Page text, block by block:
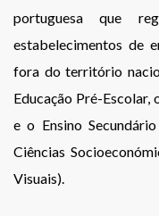
portuguesa que
estabelecimentos de
fora do território
Educação Pré-Escolar,
e o Ensino
Ciências
Visuais).